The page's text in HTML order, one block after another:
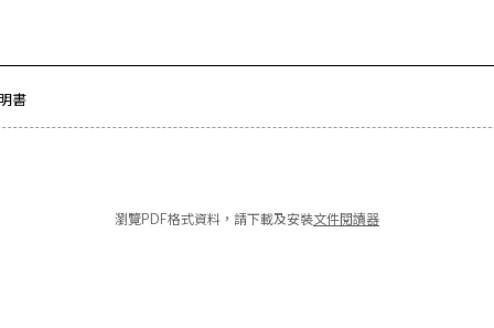
書
瀏覽PDF格式資料，請下載及安裝文件閱讀器